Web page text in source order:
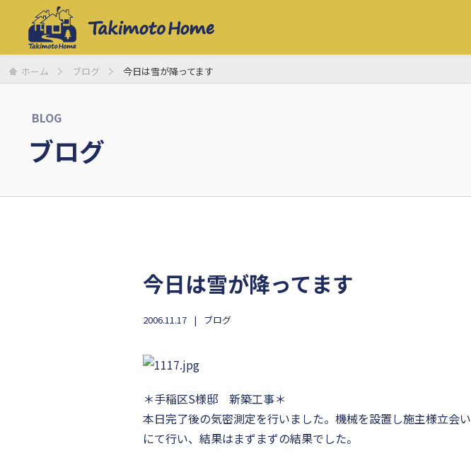
ホーム ブログ 今日は雪が降ってます
BLOG
ブログ
今日は雪が降ってます
2006.11.17 ブログ
＊手稲区S様邸 新築工事＊
本日完了後の気密測定を行いました。機械を設置し施主様立会い
にて行い、結果はまずまずの結果でした。